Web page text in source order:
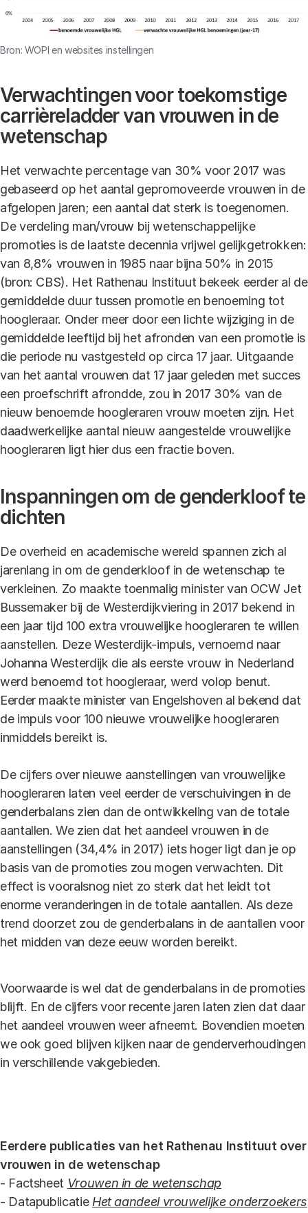
Bron: WOPI en websites instellingen
Verwachtingen voor toekomstige
carrièreladder van vrouwen in de
wetenschap
Het verwachte percentage van 30% voor 2017 was
gebaseerd op het aantal gepromoveerde vrouwen in de
afgelopen jaren; een aantal dat sterk is toegenomen.
De verdeling man/vrouw bij wetenschappelijke
promoties is de laatste decennia vrijwel gelijkgetrokken:
van 8,8% vrouwen in 1985 naar bijna 50% in 2015
(bron: CBS). Het Rathenau Instituut bekeek eerder al de
gemiddelde duur tussen promotie en benoeming tot
hoogleraar. Onder meer door een lichte wijziging in de
gemiddelde leeftijd bij het afronden van een promotie is
die periode nu vastgesteld op circa 17 jaar. Uitgaande
van het aantal vrouwen dat 17 jaar geleden met succes
een proefschrift afrondde, zou in 2017 30% van de
nieuw benoemde hoogleraren vrouw moeten zijn. Het
daadwerkelijke aantal nieuw aangestelde vrouwelijke
hoogleraren ligt hier dus een fractie boven.
Inspanningen om de genderkloof te
dichten
De overheid en academische wereld spannen zich al
jarenlang in om de genderkloof in de wetenschap te
verkleinen. Zo maakte toenmalig minister van OCW Jet
Bussemaker bij de Westerdijkviering in 2017 bekend in
een jaar tijd 100 extra vrouwelijke hoogleraren te willen
aanstellen. Deze Westerdijk-impuls, vernoemd naar
Johanna Westerdijk die als eerste vrouw in Nederland
werd benoemd tot hoogleraar, werd volop benut.
Eerder maakte minister van Engelshoven al bekend dat
de impuls voor 100 nieuwe vrouwelijke hoogleraren
inmiddels bereikt is.
De cijfers over nieuwe aanstellingen van vrouwelijke
hoogleraren laten veel eerder de verschuivingen in de
genderbalans zien dan de ontwikkeling van de totale
aantallen. We zien dat het aandeel vrouwen in de
aanstellingen (34,4% in 2017) iets hoger ligt dan je op
basis van de promoties zou mogen verwachten. Dit
effect is vooralsnog niet zo sterk dat het leidt tot
enorme veranderingen in de totale aantallen. Als deze
trend doorzet zou de genderbalans in de aantallen voor
het midden van deze eeuw worden bereikt.
Voorwaarde is wel dat de genderbalans in de promoties
blijft. En de cijfers voor recente jaren laten zien dat daar
het aandeel vrouwen weer afneemt. Bovendien moeten
we ook goed blijven kijken naar de genderverhoudingen
in verschillende vakgebieden.
Eerdere publicaties van het Rathenau Instituut over
vrouwen in de wetenschap
- Factsheet Vrouwen in de wetenschap
- DatapublicatieHet aandeel vrouwelijke onderzoekers